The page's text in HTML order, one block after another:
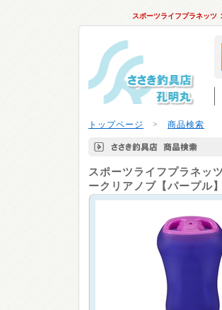
スポーツライフプラネッツ
トップページ > 商品検索
スポーツライフプラネッツ
ークリアノブ【パープル】